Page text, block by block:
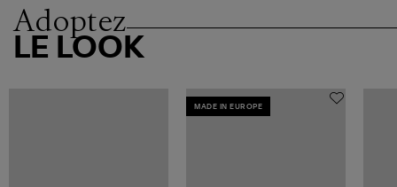
Adoptez
LE LOOK
MADE IN EUROPE